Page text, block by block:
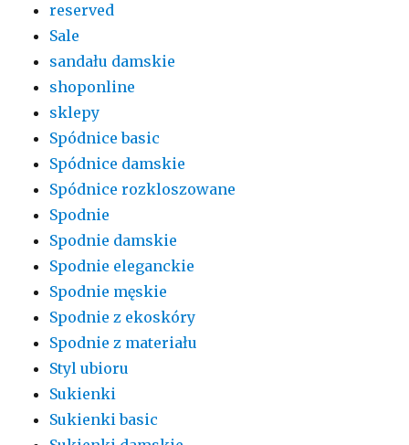
reserved
Sale
sandału damskie
shoponline
sklepy
Spódnice basic
Spódnice damskie
Spódnice rozkloszowane
Spodnie
Spodnie damskie
Spodnie eleganckie
Spodnie męskie
Spodnie z ekoskóry
Spodnie z materiału
Styl ubioru
Sukienki
Sukienki basic